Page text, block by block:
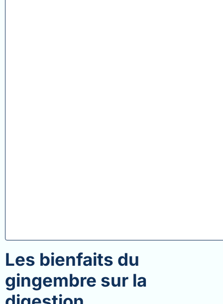
Les bienfaits du
gingembre sur la